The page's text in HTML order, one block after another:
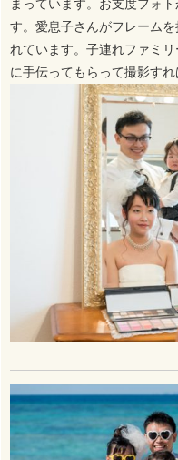
まっています。お支度フォ
す。愛息子さんがフレーム
れています。子連れファミ
に手伝ってもらって撮影す